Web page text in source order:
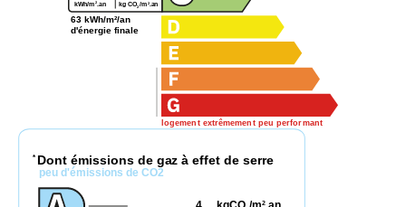
logement extrêmement peu performant
kWh/m 2 .an kg CO2/m2.an
63 kWh/m²/an
d'énergie finale
* Dont émissions de gaz à effet de serre
peu d'émissions de CO2
2